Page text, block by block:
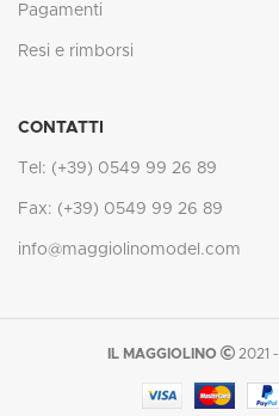
Pagamenti
Resi e rimborsi
CONTATTI
Tel: (+39) 0549 99 26 89
Fax: (+39) 0549 99 26 89
info@maggiolinomodel.com
IL MAGGIOLINO 2021 -